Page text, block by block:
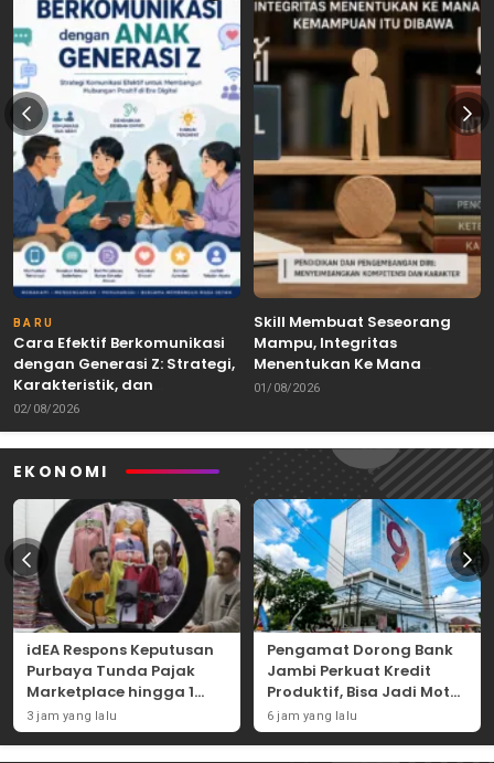
BARU
Cara Efektif Berkomunikasi
dengan Generasi Z: Strategi,
Karakteristik, dan
Tantangannya
02/08/2026
Skill Membuat Seseorang
Mampu, Integritas
Menentukan Ke Mana
Kemampuan Itu Dibawa
01/08/2026
EKONOMI
idEA Respons Keputusan
Purbaya Tunda Pajak
Marketplace hingga 1
November 2026
3 jam yang lalu
Pengamat Dorong Bank
Jambi Perkuat Kredit
Produktif, Bisa Jadi Motor
Ekonomi Daerah
6 jam yang lalu